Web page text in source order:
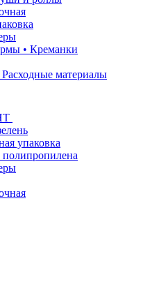
• Креманки
материалы
упаковка